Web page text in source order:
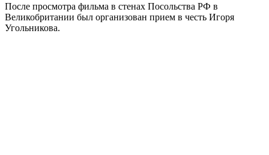
После просмотра фильма в стенах Посольства РФ в
Великобритании был организован прием в честь Игоря
Угольникова.